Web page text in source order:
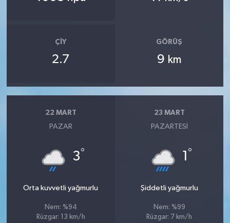
ÇIY
2.7
GÖRÜŞ
9 km
22 MART
PAZAR
3°
Orta kuvvetli yağmurlu
Nem: %94
Rüzgar: 13 km/h
23 MART
PAZARTESI
1 °
Şiddetli yağmurlu
Nem: %99
Rüzgar: 7 km/h